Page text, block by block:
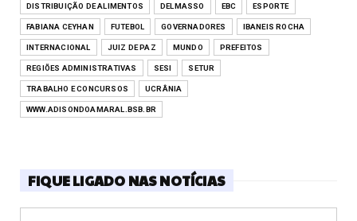
DISTRIBUIÇÃO DE ALIMENTOS DELMASSO EBC ESPORTE
FABIANA CEYHAN FUTEBOL GOVERNADORES IBANEIS ROCHA
INTERNACIONAL JUIZ DE PAZ MUNDO PREFEITOS
REGIÕES ADMINISTRATIVAS SESI SETUR
TRABALHO E CONCURSOS UCRÂNIA
WWW.ADISONDOAMARAL.BSB.BR
FIQUE LIGADO NAS NOTÍCIAS